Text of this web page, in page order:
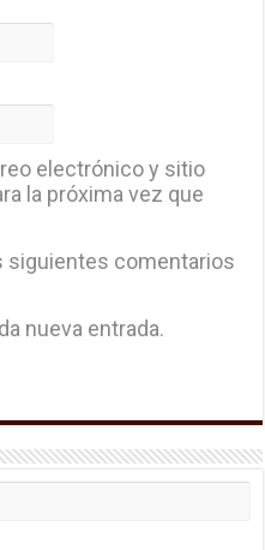
electrónico y sitio
la próxima vez que
siguientes comentarios
nueva entrada.